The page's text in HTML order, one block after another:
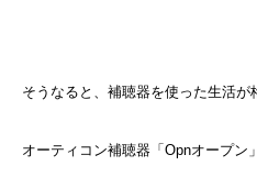
そうなると、補聴器を使った生活が
オーティコン補聴器「Opnオープン